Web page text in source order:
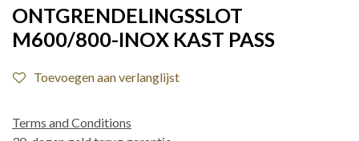
ONTGRENDELINGSSLOT
M600/800-INOX KAST PASS
Toevoegen aan verlanglijst
Terms and Conditions